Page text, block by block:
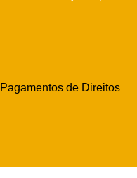
de Direitos